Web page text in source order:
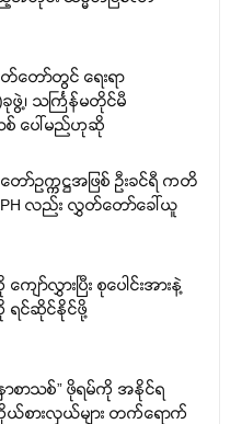
တ်တော်တွင် ရေးရာ
ဖွဲ့၊ သင်္ကြန်မတိုင်မီ
ပေါ်မည်ဟုဆို
ာ်ဥက္ကဋ္ဌအဖြစ် ဦးခင်ရီ ကတိ
လည်း လွှတ်တော်ခေါ်ယူ
ာ်လွှားပြီး စုပေါင်းအားနဲ့
ရင်ဆိုင်နိုင်ဖို့
နှာစာသစ်” ဖိုရမ်ကို အနိုင်ရ
ားလှယ်များ တက်ရောက်